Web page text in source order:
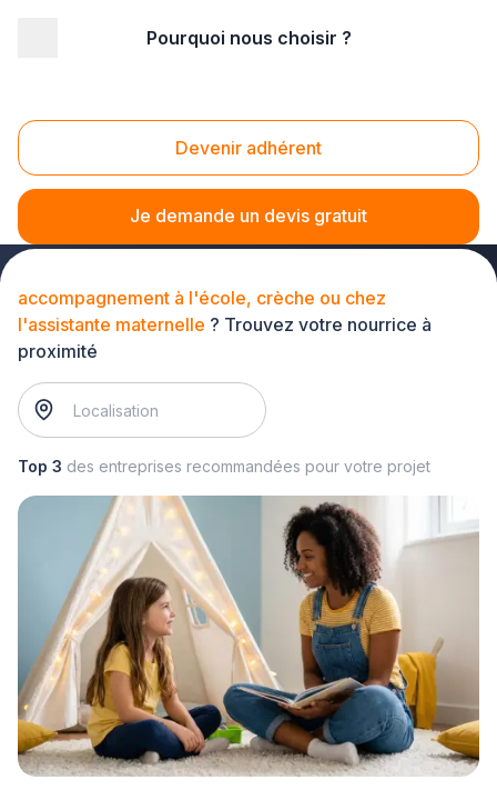
Pourquoi nous choisir ?
Devenir adhérent
Je demande un devis gratuit
Accompagnement à l'école, crèche ou chez
l'assistante maternelle
accompagnement à l'école, crèche ou chez
l'assistante maternelle ? Trouvez votre nourrice à
proximité
Top 3 des entreprises recommandées pour votre projet